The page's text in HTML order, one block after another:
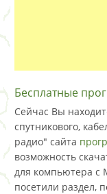
Бесплатные
Сейчас Вы
спутникового,
радио" сайта
возможность
для компьютера с
посетили раздел,